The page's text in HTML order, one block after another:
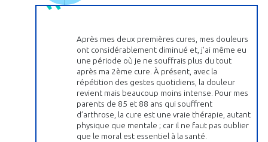
Après mes deux premières cures, mes douleurs
ont considérablement diminué et, j’ai même eu
une période où je ne souffrais plus du tout
après ma 2ème cure. À présent, avec la
répétition des gestes quotidiens, la douleur
revient mais beaucoup moins intense. Pour mes
parents de 85 et 88 ans qui souffrent
d’arthrose, la cure est une vraie thérapie, autant
physique que mentale ; car il ne faut pas oublier
que le moral est essentiel à la santé.